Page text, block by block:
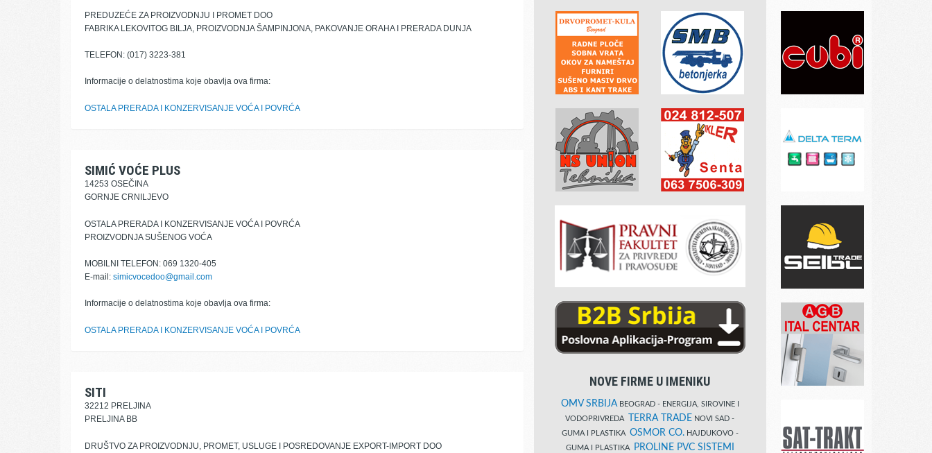
PREDUZEĆE ZA PROIZVODNJU I PROMET DOO
FABRIKA LEKOVITOG BILJA, PROIZVODNJA ŠAMPINJONA, PAKOVANJE ORAHA I PRERADA DUNJA
TELEFON: (017) 3223-381
Informacije o delatnostima koje obavlja ova firma:
OSTALA PRERADA I KONZERVISANJE VOĆA I POVRĆA
SIMIĆ VOĆE PLUS
14253 OSEČINA
GORNJE CRNILJEVO
OSTALA PRERADA I KONZERVISANJE VOĆA I POVRĆA
PROIZVODNJA SUŠENOG VOĆA
MOBILNI TELEFON: 069 1320-405
E-mail: simicvocedoo@gmail.com
Informacije o delatnostima koje obavlja ova firma:
OSTALA PRERADA I KONZERVISANJE VOĆA I POVRĆA
SITI
32212 PRELJINA
PRELJINA BB
DRUŠTVO ZA PROIZVODNJU, PROMET, USLUGE I POSREDOVANJE EXPORT-IMPORT DOO
NOVE FIRME U IMENIKU
OMV SRBIJABEOGRAD - ENERGIJA, SIROVINE I
VODOPRIVREDA
TERRA TRADE NOVI SAD -
GUMA I PLASTIKA OSMOR CO.HAJDUKOVO -
GUMA I PLASTIKA
PROLINE PVC SISTEMI